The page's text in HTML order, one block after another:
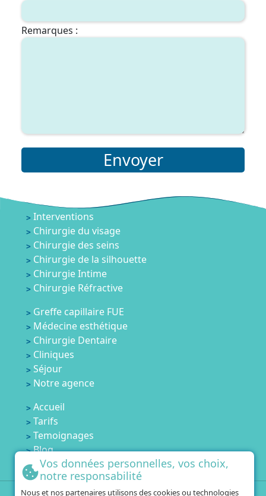
Remarques :
Envoyer
Interventions
Chirurgie du visage
Chirurgie des seins
Chirurgie de la silhouette
Chirurgie Intime
Chirurgie Réfractive
Greffe capillaire FUE
Médecine esthétique
Chirurgie Dentaire
Cliniques
Séjour
Notre agence
Accueil
Tarifs
Temoignages
Blog
Contactez-nous
Vos données personnelles, vos choix,
notre responsabilité
Nous et nos partenaires utilisons des cookies ou technologies